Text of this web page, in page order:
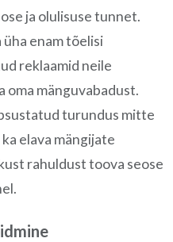
ja olulisuse tunnet.
üha enam tõelisi
reklaamid neile
oma mänguvabadust.
turundus mitte
elava mängijate
rahuldust toova seose